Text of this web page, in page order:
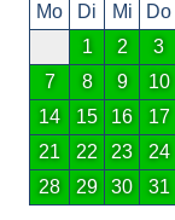
Mo
Di Mi Do
1
2 3
7
8 9 10
14
15 16 17
21
22 23 24
28
29 30 31